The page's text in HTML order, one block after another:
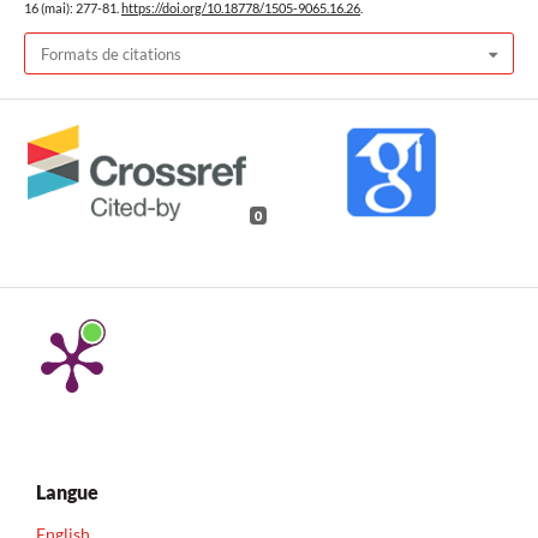
16 (mai): 277-81. https://doi.org/10.18778/1505-9065.16.26
Formats de citations
0
Langue
English